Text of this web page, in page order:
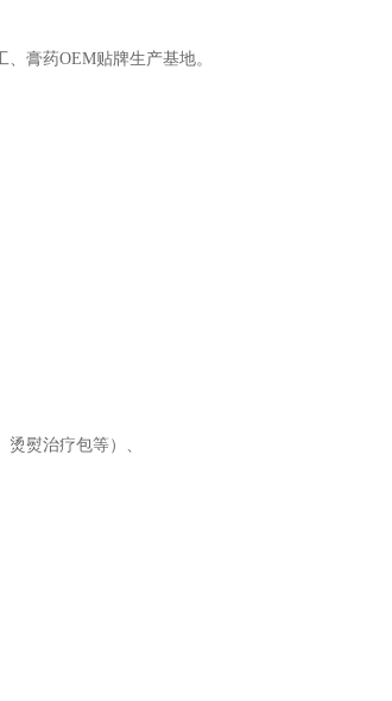
膏药OEM贴牌生产基地。
熨治疗包等）、